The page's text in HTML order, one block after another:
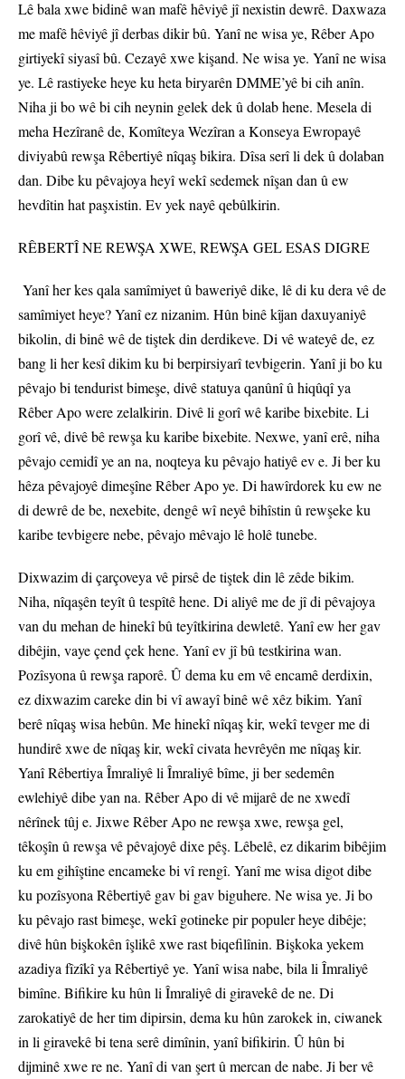
Lê bala xwe bidinê wan mafê hêviyê jî nexistin dewrê. Daxwaza
me mafê hêviyê jî derbas dikir bû. Yanî ne wisa ye, Rêber Apo
girtiyekî siyasî bû. Cezayê xwe kişand. Ne wisa ye. Yanî ne wisa
ye. Lê rastiyeke heye ku heta biryarên DMME’yê bi cih anîn.
Niha ji bo wê bi cih neynin gelek dek û dolab hene. Mesela di
meha Hezîranê de, Komîteya Wezîran a Konseya Ewropayê
diviyabû rewşa Rêbertiyê nîqaş bikira. Dîsa serî li dek û dolaban
dan. Dibe ku pêvajoya heyî wekî sedemek nîşan dan û ew
hevdîtin hat paşxistin. Ev yek nayê qebûlkirin.
RÊBERTÎ NE REWŞA XWE, REWŞA GEL ESAS DIGRE
Yanî her kes qala samîmiyet û baweriyê dike, lê di ku dera vê de
samîmiyet heye? Yanî ez nizanim. Hûn binê kîjan daxuyaniyê
bikolin, di binê wê de tiştek din derdikeve. Di vê wateyê de, ez
bang li her kesî dikim ku bi berpirsiyarî tevbigerin. Yanî ji bo ku
pêvajo bi tendurist bimeşe, divê statuya qanûnî û hiqûqî ya
Rêber Apo were zelalkirin. Divê li gorî wê karibe bixebite. Li
gorî vê, divê bê rewşa ku karibe bixebite. Nexwe, yanî erê, niha
pêvajo cemidî ye an na, noqteya ku pêvajo hatiyê ev e. Ji ber ku
hêza pêvajoyê dimeşîne Rêber Apo ye. Di hawîrdorek ku ew ne
di dewrê de be, nexebite, dengê wî neyê bihîstin û rewşeke ku
karibe tevbigere nebe, pêvajo mêvajo lê holê tunebe.
Dixwazim di çarçoveya vê pirsê de tiştek din lê zêde bikim.
Niha, nîqaşên teyît û tespîtê hene. Di aliyê me de jî di pêvajoya
van du mehan de hinekî bû teyîtkirina dewletê. Yanî ew her gav
dibêjin, vaye çend çek hene. Yanî ev jî bû testkirina wan.
Pozîsyona û rewşa raporê. Û dema ku em vê encamê derdixin,
ez dixwazim careke din bi vî awayî binê wê xêz bikim. Yanî
berê nîqaş wisa hebûn. Me hinekî nîqaş kir, wekî tevger me di
hundirê xwe de nîqaş kir, wekî civata hevrêyên me nîqaş kir.
Yanî Rêbertiya Îmraliyê li Îmraliyê bîme, ji ber sedemên
ewlehiyê dibe yan na. Rêber Apo di vê mijarê de ne xwedî
nêrînek tûj e. Jixwe Rêber Apo ne rewşa xwe, rewşa gel,
têkoşîn û rewşa vê pêvajoyê dixe pêş. Lêbelê, ez dikarim bibêjim
ku em gihîştine encameke bi vî rengî. Yanî me wisa digot dibe
ku pozîsyona Rêbertiyê gav bi gav biguhere. Ne wisa ye. Ji bo
ku pêvajo rast bimeşe, wekî gotineke pir populer heye dibêje;
divê hûn bişkokên îşlikê xwe rast biqefilînin. Bişkoka yekem
azadiya fîzîkî ya Rêbertiyê ye. Yanî wisa nabe, bila li Îmraliyê
bimîne. Bifikire ku hûn li Îmraliyê di giravekê de ne. Di
zarokatiyê de her tim dipirsin, dema ku hûn zarokek in, ciwanek
in li giravekê bi tena serê dimînin, yanî bifikirin. Û hûn bi
dijminê xwe re ne. Yanî di van şert û mercan de nabe. Ji ber vê